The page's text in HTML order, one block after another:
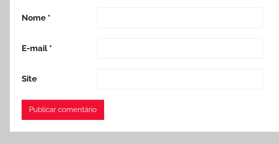
Nome *
E-mail *
Site